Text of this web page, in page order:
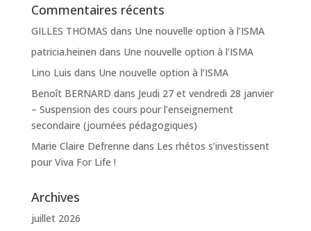
Commentaires récents
GILLES THOMAS dans Une nouvelle option à l’ISMA
patricia.heinen dans Une nouvelle option à l’ISMA
Lino Luis dans Une nouvelle option à l’ISMA
Benoît BERNARD dans Jeudi 27 et vendredi 28 janvier
– Suspension des cours pour l’enseignement
secondaire (journées pédagogiques)
Marie Claire Defrenne dans Les rhétos s’investissent
pour Viva For Life !
Archives
juillet 2026